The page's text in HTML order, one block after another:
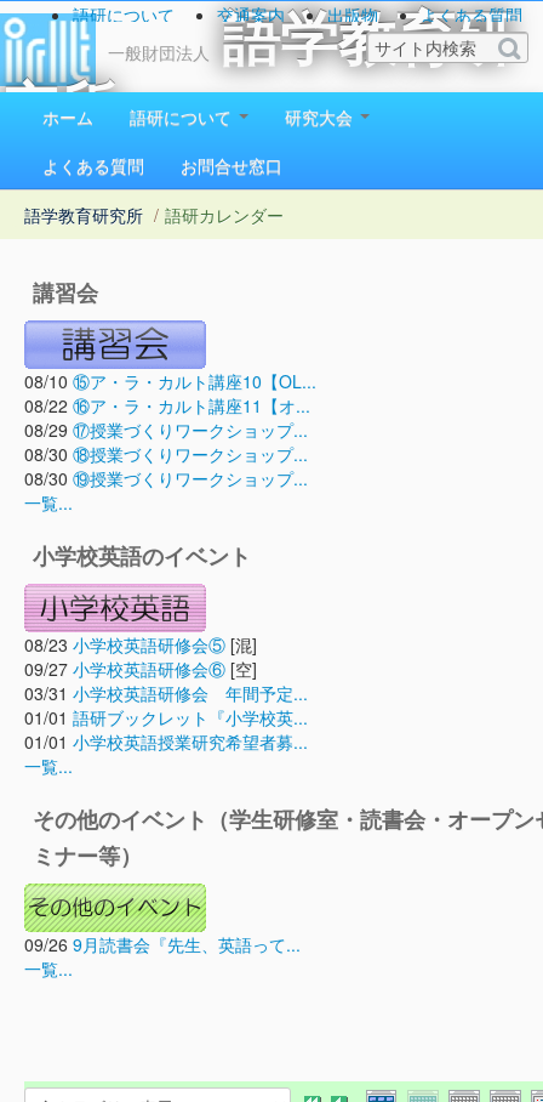
一般財団法人
語学教育研
究所
1923（大正12）年創立
語研について 交通案内 出版物
よくある質問
お問い合わせ
ホーム 語研について
研究大会
よくある質問
お問合せ窓口
語学教育研究所 / 語研カレンダー
講習会
08/10 ⑮ア・ラ・カルト講座10【OL...
08/22 ⑯ア・ラ・カルト講座11【オ...
08/29 ⑰授業づくりワークショップ...
08/30 ⑱授業づくりワークショップ...
08/30 ⑲授業づくりワークショップ...
一覧...
小学校英語のイベント
08/23 小学校英語研修会⑤ [混]
09/27 小学校英語研修会⑥ [空]
03/31 小学校英語研修会 年間予定...
01/01 語研ブックレット『小学校英...
01/01 小学校英語授業研究希望者募...
一覧...
その他のイベント（学生研修室・読書会・オープン
ミナー等）
09/26 9月読書会『先生、英語って...
一覧...